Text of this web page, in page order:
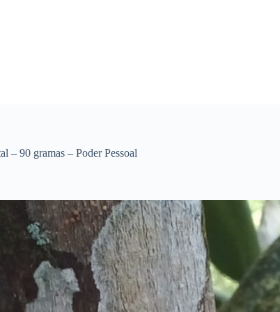
– 90 gramas – Poder Pessoal